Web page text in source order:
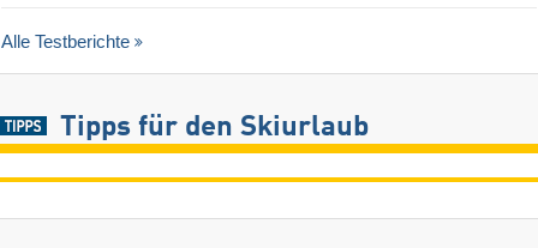
Alle Testberichte
Tipps für den Skiurlaub